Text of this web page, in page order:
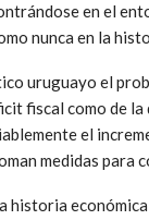
en el
nunca en la
uruguayo el
fiscal como de la
el
medidas para
historia